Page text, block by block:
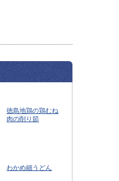
徳島地鶏の鶏むね
肉の削り節
わかめ細うどん